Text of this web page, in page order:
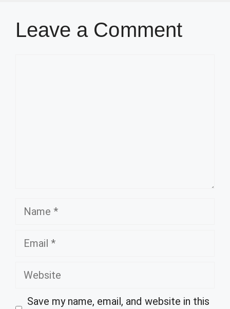
Leave a Comment
Name
Email
Website
Save my name, email, and website in this